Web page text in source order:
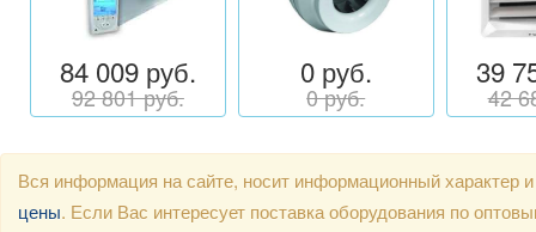
84 009 руб.
92 801 руб.
0 руб.
0 руб.
39
42
Вся информация на сайте, носит информационный
цены. Если Вас интересует поставка оборудования по